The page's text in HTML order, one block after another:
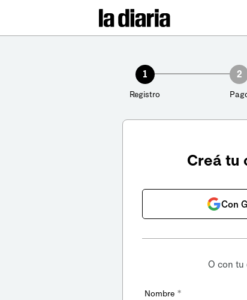
1
Registro
2
Creá tu
Con
O con tu
Nombre *